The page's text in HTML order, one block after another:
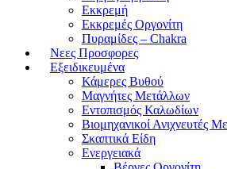
Εκκρεμή
Εκκρεμές Οργονίτη
Πυραμίδες – Chakra
Νεες Προσφορες
Εξειδικευμένα
Κάμερες Βυθού
Μαγνήτες Μετάλλων
Εντοπισμός Καλωδίων
Βιομηχανικοί Ανιχνευτές
Σκαπτικά Είδη
Ενεργειακά